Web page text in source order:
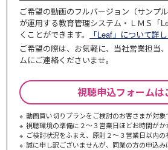
ご希望の動画のフルバージョン（サンプ
が運用する教育管理システム・ＬＭＳ「
くことができます。
「Leaf」について詳
ご希望の際は、お気軽に、当社営業担当
ムにご連絡くださいませ。
視聴申込フォームは
動画買い切りプランをご検討のお客さまが対象
視聴環境の準備に２～３営業日ほどお時間がか
ご検討状況をふまえ、原則２～３営業⽇以内
誠に申し訳ございませんが、同業の⽅の申込